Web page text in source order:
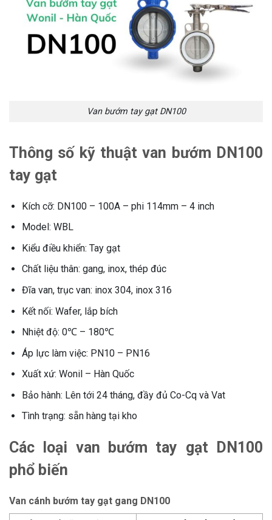
Van bướm tay gạt DN100
Thông số kỹ thuật van bướm DN100
tay gạt
Kích cỡ: DN100 – 100A – phi 114mm – 4 inch
Model: WBL
Kiểu điều khiển: Tay gạt
Chất liệu thân: gang, inox, thép đúc
Đĩa van, trục van: inox 304, inox 316
Kết nối: Wafer, lắp bích
Nhiệt độ: 0℃ – 180℃
Áp lực làm việc: PN10 – PN16
Xuất xứ: Wonil – Hàn Quốc
Bảo hành: Lên tới 24 tháng, đầy đủ Co-Cq và Vat
Tình trạng: sẵn hàng tại kho
Các loại van bướm tay gạt DN100
phổ biến
Van cánh bướm tay gạt gang DN100